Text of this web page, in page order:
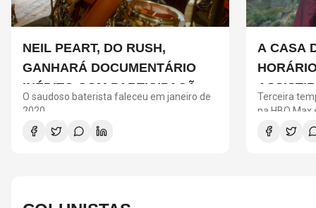
NEIL PEART, DO RUSH,
GANHARÁ DOCUMENTÁRIO
INÉDITO COM PARTICIPAÇÃO
DE CHAD SMITH, STEWART
COPELAND E DANNY CAREY
O saudoso baterista faleceu em janeiro de
2020
A CASA
NOVA
Terceira
na HBO Max
entre os